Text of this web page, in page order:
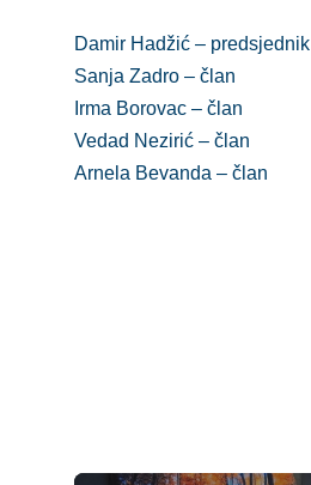
Damir Hadžić – predsjednik
Sanja Zadro – član
Irma Borovac – član
Vedad Nezirić – član
Arnela Bevanda – član